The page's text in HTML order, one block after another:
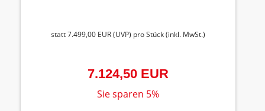
statt7.499,00 EUR(UVP) pro Stück (inkl. MwSt.)
7.124,50 EUR
Sie sparen 5%